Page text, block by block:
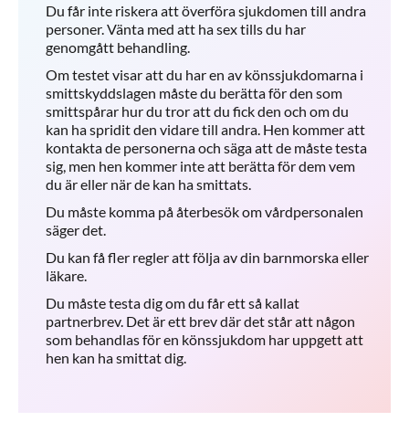
Du får inte riskera att överföra sjukdomen till andra
personer. Vänta med att ha sex tills du har
genomgått behandling.
Om testet visar att du har en av könssjukdomarna i
smittskyddslagen måste du berätta för den som
smittspårar hur du tror att du fick den och om du
kan ha spridit den vidare till andra. Hen kommer att
kontakta de personerna och säga att de måste testa
sig, men hen kommer inte att berätta för dem vem
du är eller när de kan ha smittats.
Du måste komma på återbesök om vårdpersonalen
säger det.
Du kan få fler regler att följa av din barnmorska eller
läkare.
Du måste testa dig om du får ett så kallat
partnerbrev. Det är ett brev där det står att någon
som behandlas för en könssjukdom har uppgett att
hen kan ha smittat dig.